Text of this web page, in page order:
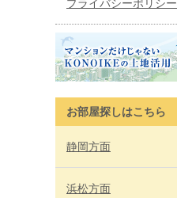
プライバシーポリシー
お部屋探しはこちら
静岡方面
浜松方面